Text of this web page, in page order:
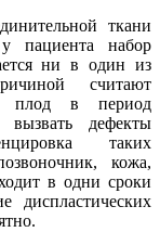
ткани
пациента набор
ни в один из
считают
плод в период
вызвать дефекты
таких
кожа,
в одни сроки
диспластических